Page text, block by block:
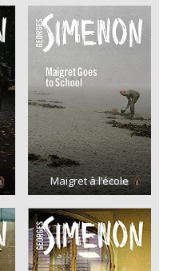
Maigret à l’école